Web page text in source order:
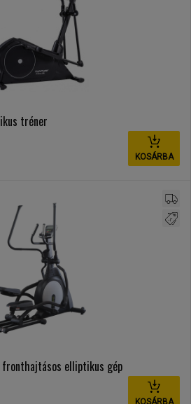
tréner
KOSÁRBA
fronthajtásos elliptikus gép
KOSÁRBA